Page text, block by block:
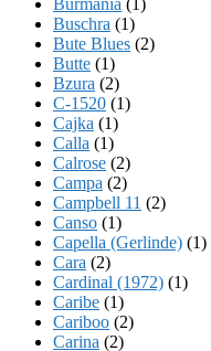
Buschra (1)
Bute Blues (2)
Butte (1)
Bzura (2)
C-1520 (1)
Cajka (1)
Calla (1)
Calrose (2)
Campa (2)
Campbell 11 (2)
Canso (1)
Capella (Gerlinde) (1)
Cara (2)
Cardinal (1972) (1)
Caribe (1)
Cariboo (2)
Carina (2)